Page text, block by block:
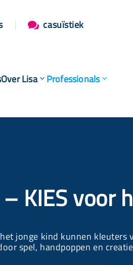
 casuïstiek
Over Lisa Professionals
– KIES voor
jonge kind kunnen
spel, handpoppen en